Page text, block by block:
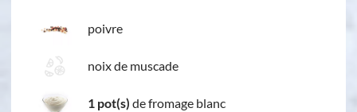
poivre
noix de muscade
1 pot(s) de fromage blanc